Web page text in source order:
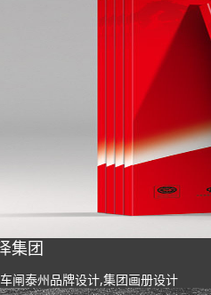
集团
闸泰州品牌设计,集团画册设计